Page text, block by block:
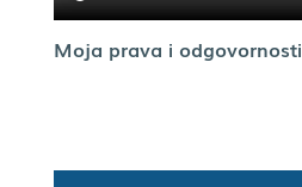
Moja prava i odgovornosti